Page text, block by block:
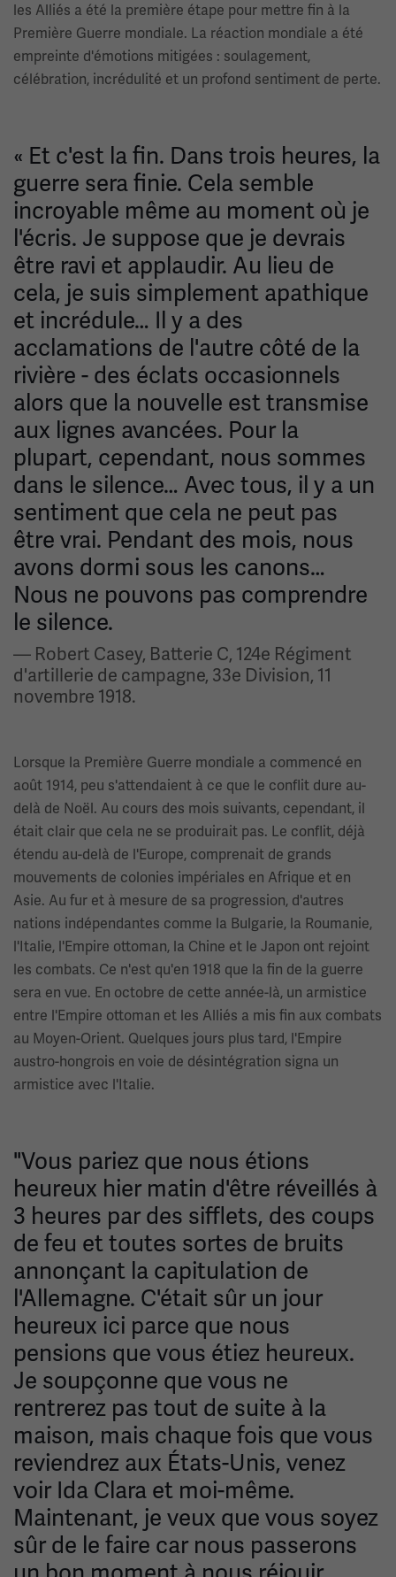
les Alliés a été la première étape pour mettre fin à la
Première Guerre mondiale. La réaction mondiale a été
empreinte d'émotions mitigées : soulagement,
célébration, incrédulité et un profond sentiment de perte.
« Et c'est la fin. Dans trois heures, la
guerre sera finie. Cela semble
incroyable même au moment où je
l'écris. Je suppose que je devrais
être ravi et applaudir. Au lieu de
cela, je suis simplement apathique
et incrédule… Il y a des
acclamations de l'autre côté de la
rivière - des éclats occasionnels
alors que la nouvelle est transmise
aux lignes avancées. Pour la
plupart, cependant, nous sommes
dans le silence… Avec tous, il y a un
sentiment que cela ne peut pas
être vrai. Pendant des mois, nous
avons dormi sous les canons…
Nous ne pouvons pas comprendre
le silence.
— Robert Casey, Batterie C, 124e Régiment
d'artillerie de campagne, 33e Division, 11
novembre 1918.
Lorsque la Première Guerre mondiale a commencé en
août 1914, peu s'attendaient à ce que le conflit dure au-
delà de Noël. Au cours des mois suivants, cependant, il
était clair que cela ne se produirait pas. Le conflit, déjà
étendu au-delà de l'Europe, comprenait de grands
mouvements de colonies impériales en Afrique et en
Asie. Au fur et à mesure de sa progression, d'autres
nations indépendantes comme la Bulgarie, la Roumanie,
l'Italie, l'Empire ottoman, la Chine et le Japon ont rejoint
les combats. Ce n'est qu'en 1918 que la fin de la guerre
sera en vue. En octobre de cette année-là, un armistice
entre l'Empire ottoman et les Alliés a mis fin aux combats
au Moyen-Orient. Quelques jours plus tard, l'Empire
austro-hongrois en voie de désintégration signa un
armistice avec l'Italie.
"Vous pariez que nous étions
heureux hier matin d'être réveillés à
3 heures par des sifflets, des coups
de feu et toutes sortes de bruits
annonçant la capitulation de
l'Allemagne. C'était sûr un jour
heureux ici parce que nous
pensions que vous étiez heureux.
Je soupçonne que vous ne
rentrerez pas tout de suite à la
maison, mais chaque fois que vous
reviendrez aux États-Unis, venez
voir Ida Clara et moi-même.
Maintenant, je veux que vous soyez
sûr de le faire car nous passerons